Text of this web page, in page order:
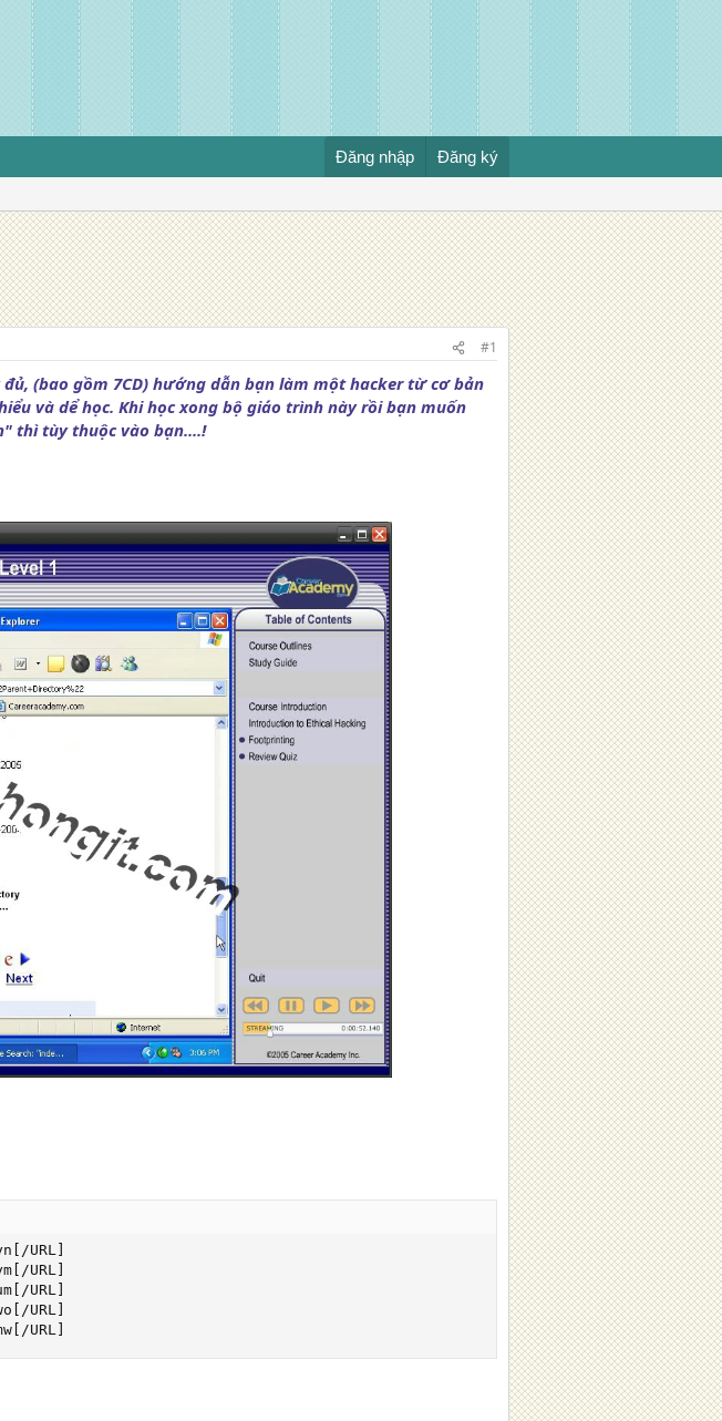
Đăng nhập Đăng ký
#1
(bao gồm 7CD) hướng dẫn bạn làm một hacker từ cơ bản
và dể học. Khi học xong bộ giáo trình này rồi bạn muốn
thì tùy thuộc vào bạn....!
URL]
URL]
URL]
URL]
URL]